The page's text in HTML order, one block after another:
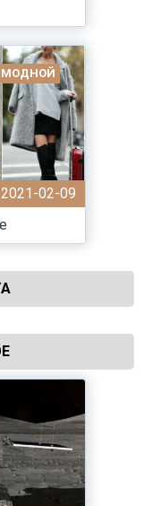
МОДНОЙ
2021-02-09